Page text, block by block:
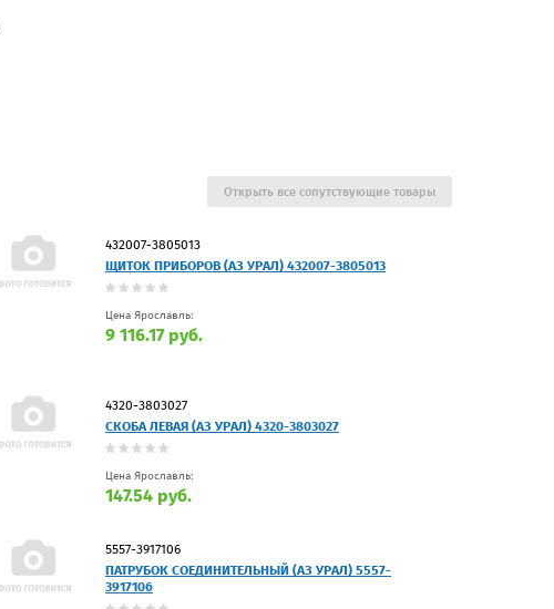
432007-3805013
ЩИТОК ПРИБОРОВ (АЗ УРАЛ) 432007-3805013
Цена Ярославль:
9 116.17 руб.
4320-3803027
СКОБА ЛЕВАЯ (АЗ УРАЛ) 4320-3803027
Цена Ярославль:
147.54 руб.
5557-3917106
ПАТРУБОК СОЕДИНИТЕЛЬНЫЙ (АЗ УРАЛ) 5557-
3917106
Открыть все сопутствующие товары